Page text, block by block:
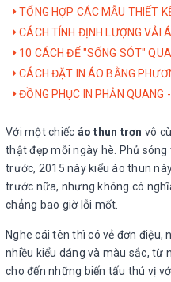
TỔNG HỢP CÁC MẪU THIẾT
CÁCH TÍNH ĐỊNH LƯỢNG VẢI
10 CÁCH ĐỂ "SỐNG SÓT"
CÁCH ĐẶT IN ÁO BẰNG
ĐỒNG PHỤC IN PHẢN QUANG
Với một chiếc áo thun trơn vô
thật đẹp mỗi ngày hè. Phủ
trước, 2015 này kiểu áo thun
trước nữa, nhưng không có
chẳng bao giờ lỗi mốt.
Nghe cái tên thì có vẻ đơn điệu,
nhiều kiểu dáng và màu sắc, từ
cho đến những biến tấu thú vị